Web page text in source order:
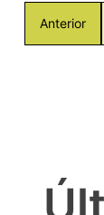
Anterior